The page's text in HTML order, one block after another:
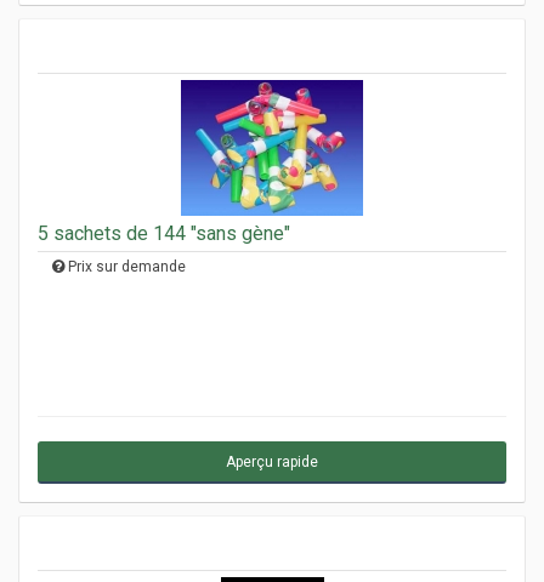
5 sachets de 144 "sans gène"
Prix sur demande
Aperçu rapide